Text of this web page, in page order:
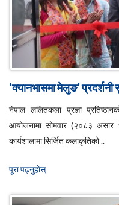
‘क्यानभासमा मेलुङ’ प्रदर्शनी
नेपाल ललितकला
आयोजनामा सोमवार (२०८३ असार
कार्यशालामा सिर्जित कलाकृतिको ..
पूरा पढ्नुहाेस्